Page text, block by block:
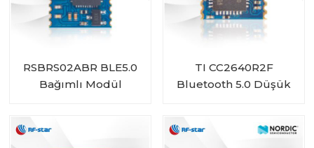
RSBRS02ABR BLE5.0
Bağımlı Modül
TI CC2640R2F
Bluetooth 5.0 Düşük